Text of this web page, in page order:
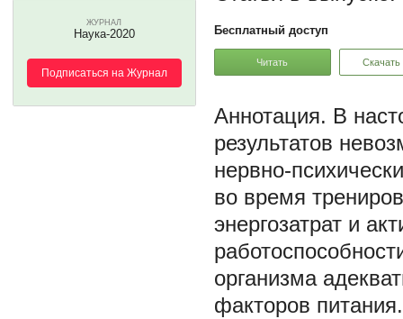
ЖУРНАЛ
Наука-2020
Подписаться на Журнал
Бесплатный доступ
Читать Скачать
В
результатов
нервно-
во время
энергозатрат и
организма
факторов питания.